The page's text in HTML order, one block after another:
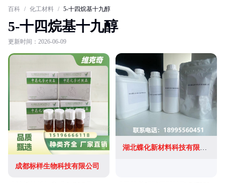
百科 / 化工材料 / 5-十四烷基十九醇
5-十四烷基十九醇
更新时间：2026-06-09
成都标样生物科技有限公司